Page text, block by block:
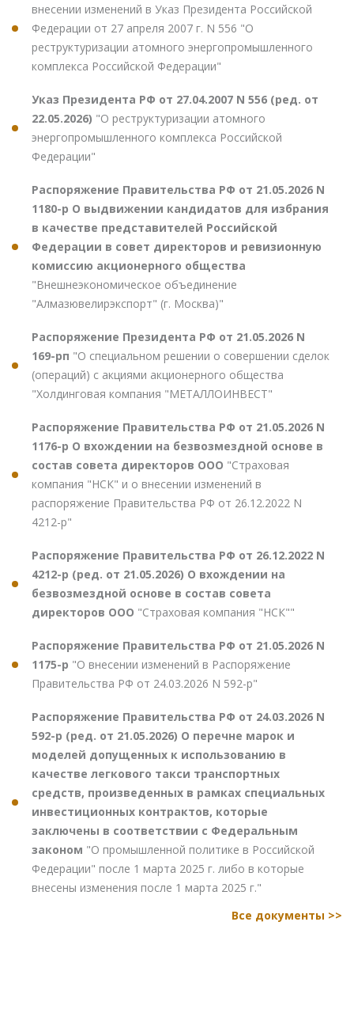
внесении изменений в Указ Президента Российской
Федерации от 27 апреля 2007 г. N 556 "О
реструктуризации атомного энергопромышленного
комплекса Российской Федерации"
Указ Президента РФ от 27.04.2007 N 556 (ред. от
22.05.2026) "О реструктуризации атомного
энергопромышленного комплекса Российской
Федерации"
Распоряжение Правительства РФ от 21.05.2026 N
1180-р О выдвижении кандидатов для избрания
в качестве представителей Российской
Федерации в совет директоров и ревизионную
комиссию акционерного общества
"Внешнеэкономическое объединение
"Алмазювелирэкспорт" (г. Москва)"
Распоряжение Президента РФ от 21.05.2026 N
169-рп "О специальном решении о совершении сделок
(операций) с акциями акционерного общества
"Холдинговая компания "МЕТАЛЛОИНВЕСТ"
Распоряжение Правительства РФ от 21.05.2026 N
1176-р О вхождении на безвозмездной основе в
состав совета директоров ООО "Страховая
компания "НСК" и о внесении изменений в
распоряжение Правительства РФ от 26.12.2022 N
4212-р"
Распоряжение Правительства РФ от 26.12.2022 N
4212-р (ред. от 21.05.2026) О вхождении на
безвозмездной основе в состав совета
директоров ООО "Страховая компания "НСК""
Распоряжение Правительства РФ от 21.05.2026 N
1175-р "О внесении изменений в Распоряжение
Правительства РФ от 24.03.2026 N 592-р"
Распоряжение Правительства РФ от 24.03.2026 N
592-р (ред. от 21.05.2026) О перечне марок и
моделей допущенных к использованию в
качестве легкового такси транспортных
средств, произведенных в рамках специальных
инвестиционных контрактов, которые
заключены в соответствии с Федеральным
законом "О промышленной политике в Российской
Федерации" после 1 марта 2025 г. либо в которые
внесены изменения после 1 марта 2025 г."
Все документы >>